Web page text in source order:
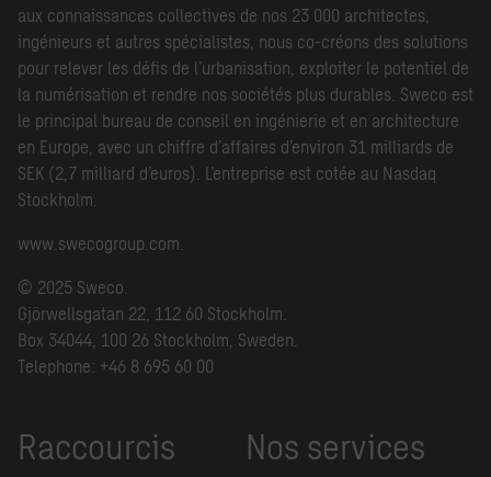
aux connaissances collectives de nos 23 000 architectes,
ingénieurs et autres spécialistes, nous co-créons des solutions
pour relever les défis de l’urbanisation, exploiter le potentiel de
la numérisation et rendre nos sociétés plus durables. Sweco est
le principal bureau de conseil en ingénierie et en architecture
en Europe, avec un chiffre d’affaires d’environ 31 milliards de
SEK (2,7 milliard d’euros). L’entreprise est cotée au Nasdaq
Stockholm.
www.swecogroup.com
© 2025 Sweco.
Gjörwellsgatan 22, 112 60 Stockholm.
Box 34044, 100 26 Stockholm, Sweden.
Telephone: +46 8 695 60 00
Raccourcis Nos services